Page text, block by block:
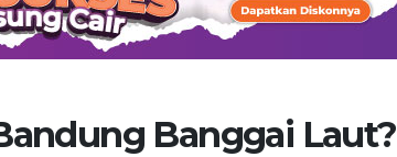
Banggai Laut?